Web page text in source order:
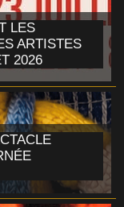
LES
ARTISTES
2026